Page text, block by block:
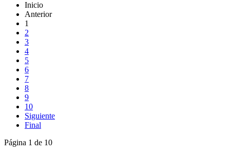
Inicio
Anterior
1
2
3
4
5
6
7
8
9
10
Siguiente
Final
Página 1 de 10